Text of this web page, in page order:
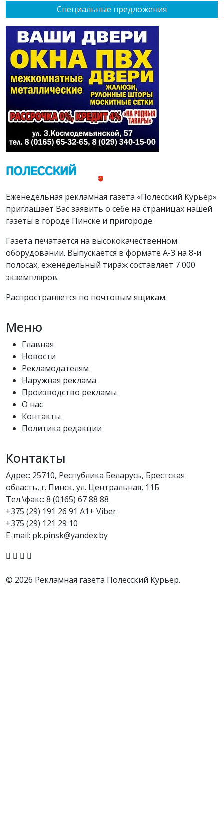
Специальные предложения
Еженедельная рекламная газета «Полесский Курьер»
приглашает Вас заявить о себе на страницах нашей
газеты в городе Пинске и пригороде.
Газета печатается на высококачественном
оборудовании. Выпускается в формате А-3 на 8-и
полосах, еженедельный тираж составляет 7 000
экземпляров.
Распространяется по почтовым ящикам.
Меню
Главная
Новости
Рекламодателям
Наружная реклама
Производство рекламы
О нас
Контакты
Политика редакции
Контакты
Адрес: 25710, Республика Беларусь, Брестская
область, г. Пинск, ул. Центральная, 11Б
Тел.\факс: 8 (0165) 67 88 88
+375 (29) 191 26 91 A1+ Viber
+375 (29) 121 29 10
E-mail: pk.pinsk@yandex.by
© 2026 Рекламная газета Полесский Курьер.